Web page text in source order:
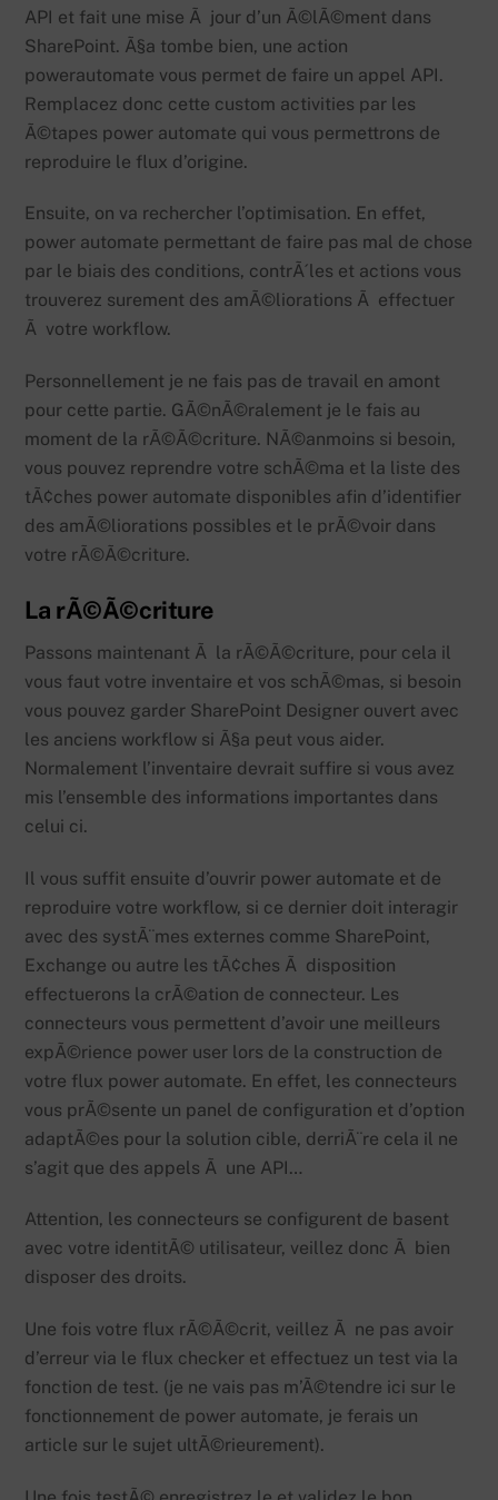
API et fait une mise Ã jour d’un Ã©lÃ©ment dans
SharePoint. Ã§a tombe bien, une action
powerautomate vous permet de faire un appel API.
Remplacez donc cette custom activities par les
Ã©tapes power automate qui vous permettrons de
reproduire le flux d’origine.
Ensuite, on va rechercher l’optimisation. En effet,
power automate permettant de faire pas mal de chose
par le biais des conditions, contrÃ´les et actions vous
trouverez surement des amÃ©liorations Ã effectuer
Ã votre workflow.
Personnellement je ne fais pas de travail en amont
pour cette partie. GÃ©nÃ©ralement je le fais au
moment de la rÃ©Ã©criture. NÃ©anmoins si besoin,
vous pouvez reprendre votre schÃ©ma et la liste des
tÃ¢ches power automate disponibles afin d’identifier
des amÃ©liorations possibles et le prÃ©voir dans
votre rÃ©Ã©criture.
La rÃ©Ã©criture
Passons maintenant Ã la rÃ©Ã©criture, pour cela il
vous faut votre inventaire et vos schÃ©mas, si besoin
vous pouvez garder SharePoint Designer ouvert avec
les anciens workflow si Ã§a peut vous aider.
Normalement l’inventaire devrait suffire si vous avez
mis l’ensemble des informations importantes dans
celui ci.
Il vous suffit ensuite d’ouvrir power automate et de
reproduire votre workflow, si ce dernier doit interagir
avec des systÃ¨mes externes comme SharePoint,
Exchange ou autre les tÃ¢ches Ã disposition
effectuerons la crÃ©ation de connecteur. Les
connecteurs vous permettent d’avoir une meilleurs
expÃ©rience power user lors de la construction de
votre flux power automate. En effet, les connecteurs
vous prÃ©sente un panel de configuration et d’option
adaptÃ©es pour la solution cible, derriÃ¨re cela il ne
s’agit que des appels Ã une API…
Attention, les connecteurs se configurent de basent
avec votre identitÃ© utilisateur, veillez donc Ã bien
disposer des droits.
Une fois votre flux rÃ©Ã©crit, veillez Ã ne pas avoir
d’erreur via le flux checker et effectuez un test via la
fonction de test. (je ne vais pas m’Ã©tendre ici sur le
fonctionnement de power automate, je ferais un
article sur le sujet ultÃ©rieurement).